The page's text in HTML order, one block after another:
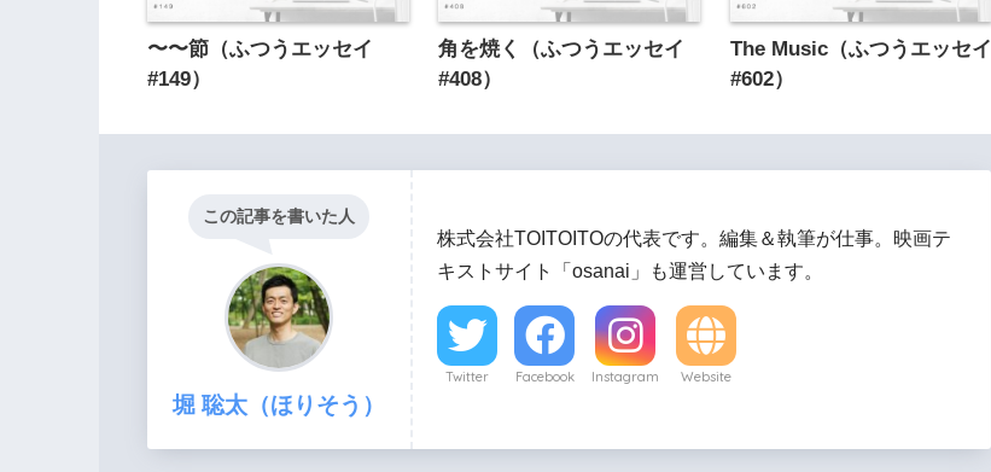
〜〜節（ふつうエッセイ
#149）
角を焼く（ふつうエッセイ
#408）
The Music（ふつうエッセイ
#602）
この記事を書いた人
堀 聡太（ほりそう）
株式会社TOITOITOの代表です。編集＆執筆が仕事。映画テ
キストサイト「osanai」も運営しています。
Twitter Facebook Instagram Website